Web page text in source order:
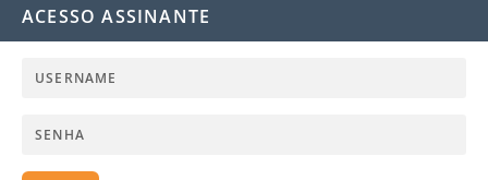
ACESSO ASSINANTE